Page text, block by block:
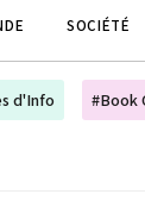
SOCIÉTÉ
d'Info #Book